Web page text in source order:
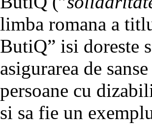
limba romana a
ButiQ” isi doreste
asigurarea de
persoane cu
si sa fie un